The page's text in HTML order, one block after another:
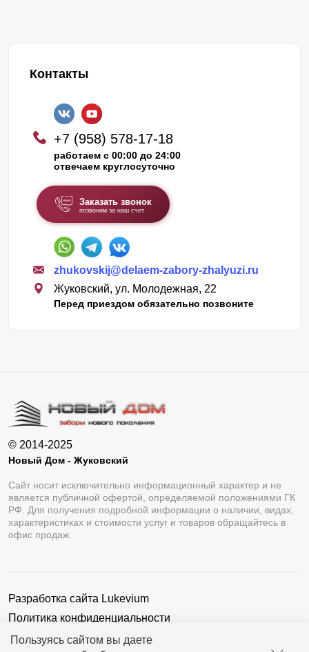
Пользуясь сайтом вы даете
Контакты
+7 (958) 578-17-18
работаем с 00:00 до 24:00
отвечаем круглосуточно
Заказать звонок
позвоним за наш счет
zhukovskij@delaem-zabory-zhalyuzi.ru
Жуковский, ул. Молодежная, 22
Перед приездом обязательно позвоните
© 2014-2025
Новый Дом - Жуковский
Сайт носит исключительно информационный характер и не
является публичной офертой, определяемой положениями ГК
РФ. Для получения подробной информации о наличии, видах,
характеристиках и стоимости услуг и товаров обращайтесь в
офис продаж.
Разработка сайта Lukevium
Политика конфиденциальности
Пользовательское соглашение